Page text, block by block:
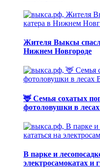
Жителя Выксы
Нижнем Новгороде
🦌 Семья сохатых
фотоловушки в
В парке и
электросамокатах и